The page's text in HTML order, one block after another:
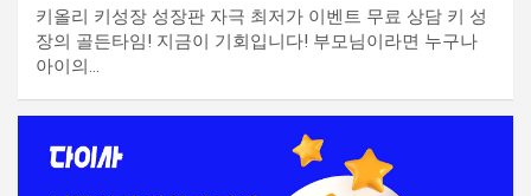
키올리 키성장 성장판 자극 최저가 이벤트 무료 상담 키 성
장의 골든타임! 지금이 기회입니다! 부모님이라면 누구나
아이의…